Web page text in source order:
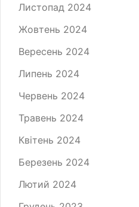
Листопад 2024
Жовтень 2024
Вересень 2024
Липень 2024
Червень 2024
Травень 2024
Квітень 2024
Березень 2024
Лютий 2024